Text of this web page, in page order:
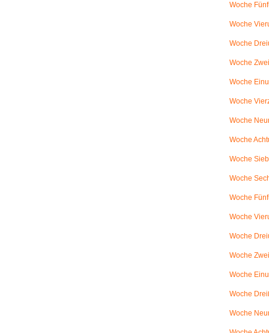
Woche
Woche
Woche
Woche
Woche
Woche
Woche
Woche
Woche
Woche
Woche
Woche
Woche
Woche
Woche
Woche
Woche